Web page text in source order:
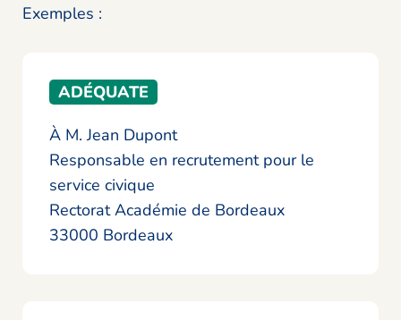
Exemples :
ADÉQUATE
À M. Jean Dupont
Responsable en recrutement pour le
service civique
Rectorat Académie de Bordeaux
33000 Bordeaux